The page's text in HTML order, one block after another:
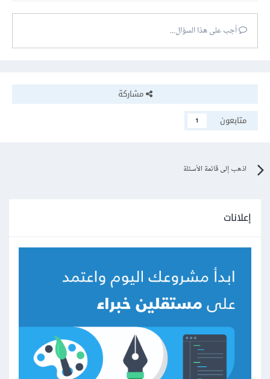
أجب على هذا السؤال...
مشاركة
متابعون
1
اذهب إلى قائمة الأسئلة
إعلانات